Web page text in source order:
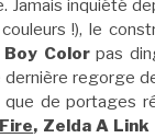
Jamais inquiété
!), le
Boy Colorpas
regorge
que de portages
, Zelda A